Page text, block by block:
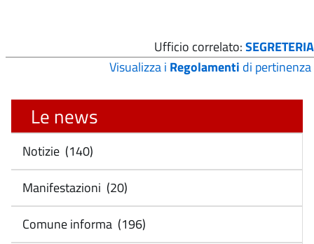
Ufficio correlato:SEGRETERIA
Visualizza i Regolamenti di pertinenza
Le news
Notizie (140)
Manifestazioni (20)
Comune informa (196)